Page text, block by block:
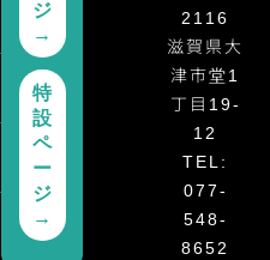
2116
滋賀県大
津市堂1
丁目19-
12
TEL:
077-
548-
8652
ジ
→
特
設
ペ
ー
ジ
→